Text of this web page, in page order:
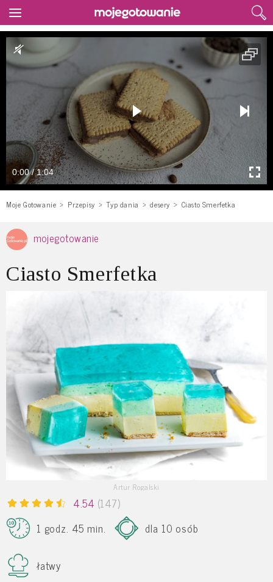
0:00 / 1:04
Moje Gotowanie Przepisy Typ dania desery Ciasto Smerfetka
mojegotowanie
Ciasto Smerfetka
Artur Rogalski
4.54 (147)
1 godz. 45 min.
dla 10 osób
łatwy